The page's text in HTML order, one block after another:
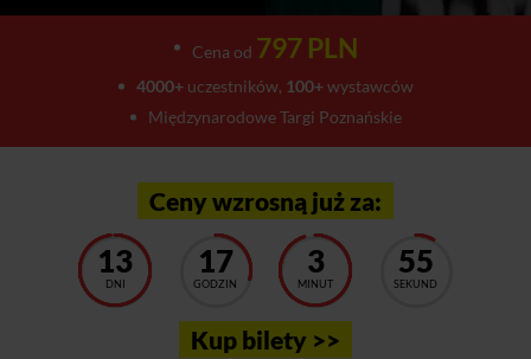
Cena od 797 PLN
4000+uczestników, 100+wystawców
Międzynarodowe Targi Poznańskie
Ceny wzrosną już za:
13
DNI
17
GODZIN
3
MINUT
50
SEKUND
Kup bilety >>